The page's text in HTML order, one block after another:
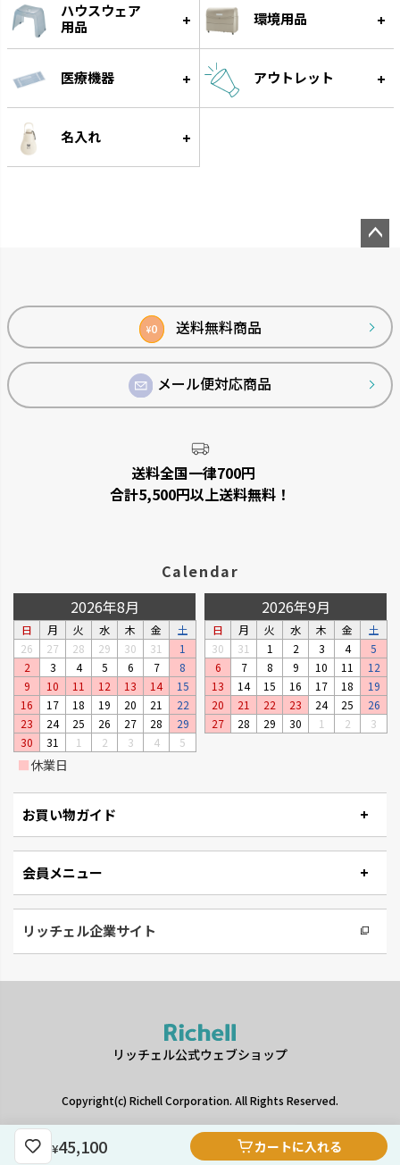
¥45,100 カートに入れる
グルー
遊びながらフードをゆっくり食
べられる知遊玩具です。
ハウスウェア
用品
環境用品
医療機器 アウトレット
名入れ
¥0 送料無料商品
メール便対応商品
送料全国一律700円
合計5,500円以上送料無料！
Calendar
2026年8月
日 月 火 水 木 金
土
26
27 28 29 30 31
1
2
3 4 5 6 7
8
9
10 11 12 13 14
15
16
17 18 19 20 21
22
23
24 25 26 27 28
29
30
31 1 2 3 4 5
2026年9月
日 月 火 水 木 金
土
30
31 1 2 3 4
5
6
7 8 9 10 11
12
13
14 15 16 17 18
19
20
21 22 23 24 25
26
27
28 29 30 1 2 3
■休業日
お買い物ガイド
会員メニュー
リッチェル企業サイト
リッチェル公式ウェブショップ
ップ
へ
Copyright(c) Richell Corporation. All Rights Reserved.